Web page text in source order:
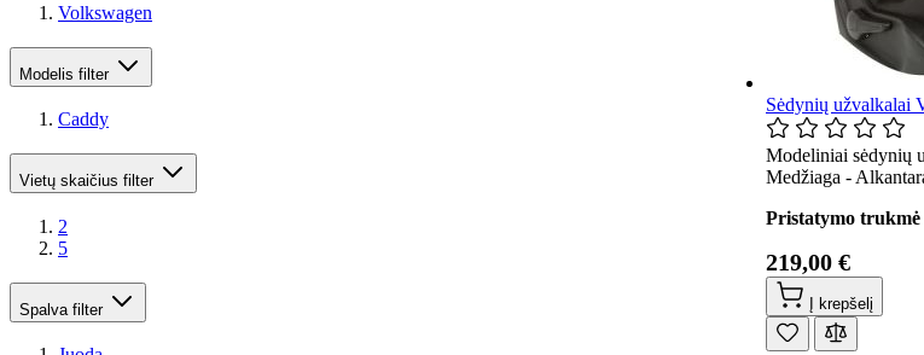
Volkswagen
Modelis filter
Caddy
Vietų skaičius filter
2
5
Spalva filter
Sėdynių užvalkalai
Modeliniai sėdynių
Medžiaga -
Pristatymo trukmė
219,00 €
Į krepšelį